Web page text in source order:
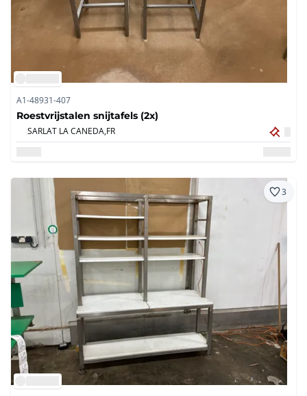
A1-48931-407
Roestvrijstalen snijtafels (2x)
SARLAT LA CANEDA,FR
3